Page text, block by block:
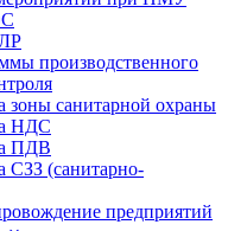
производственного
зоны санитарной охраны
НДС
ПДВ
СЗЗ (санитарно-
предприятий